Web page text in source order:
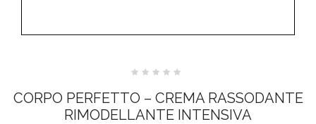
su
5
CORPO PERFETTO – CREMA RASSODANTE
RIMODELLANTE INTENSIVA